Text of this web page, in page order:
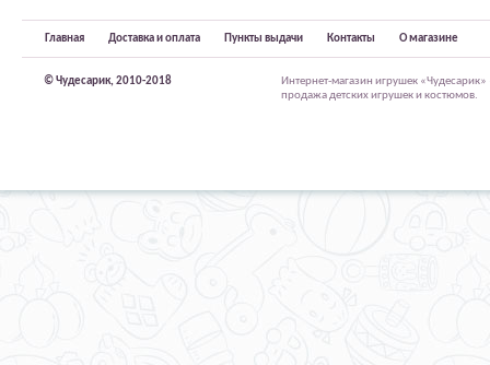
Главная Доставка и оплата Пункты выдачи Контакты О магазине
© Чудесарик, 2010-2018
Интернет-магазин игрушек
продажа детских игрушек и костюмов.